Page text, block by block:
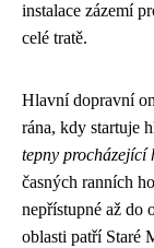
instalace zázemí
celé tratě.
Hlavní dopravní
rána, kdy startuje
tepny procházející
časných ranních
nepřístupné až do
oblasti patří Staré